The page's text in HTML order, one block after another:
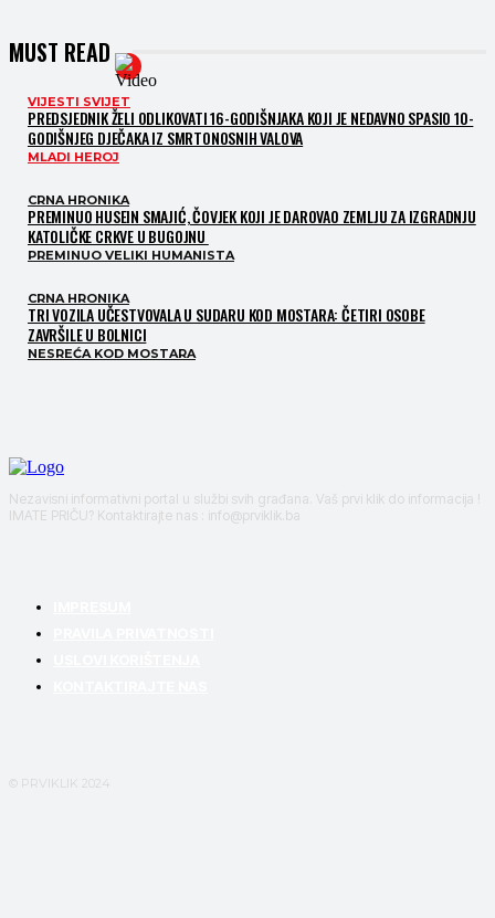
MUST READ
VIJESTI SVIJET
PREDSJEDNIK ŽELI ODLIKOVATI 16-GODIŠNJAKA KOJI JE NEDAVNO SPASIO 10-
GODIŠNJEG DJEČAKA IZ SMRTONOSNIH VALOVA
MLADI HEROJ
CRNA HRONIKA
PREMINUO HUSEIN SMAJIĆ, ČOVJEK KOJI JE DAROVAO ZEMLJU ZA IZGRADNJU
KATOLIČKE CRKVE U BUGOJNU
PREMINUO VELIKI HUMANISTA
CRNA HRONIKA
TRI VOZILA UČESTVOVALA U SUDARU KOD MOSTARA: ČETIRI OSOBE
ZAVRŠILE U BOLNICI
NESREĆA KOD MOSTARA
Nezavisni informativni portal u službi svih građana. Vaš prvi klik do informacija !
IMATE PRIČU? Kontaktirajte nas : info@prviklik.ba
© PRVIKLIK 2024